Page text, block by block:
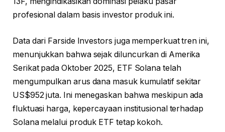
profesional dalam basis investor produk ini.
Data dari Farside Investors juga memperkuat tren ini,
menunjukkan bahwa sejak diluncurkan di Amerika
Serikat pada Oktober 2025, ETF Solana telah
mengumpulkan arus dana masuk kumulatif sekitar
US$952 juta. Ini menegaskan bahwa meskipun ada
fluktuasi harga, kepercayaan institusional terhadap
Solana melalui produk ETF tetap kokoh.